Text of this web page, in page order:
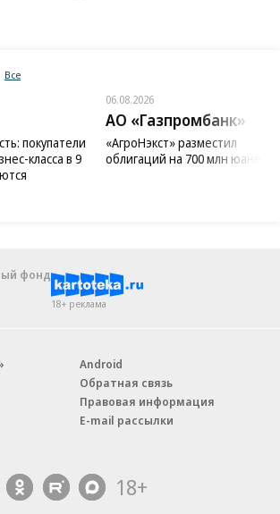
Все
покупатели
класса в 9
06.08.2026
АО «Газпромбанк»
«АгроНэкст» разместил
облигаций на 700 млн юаней
фонд
18+ реклама
Android
Обратная связь
Правовая информация
E-mail рассылки
18+